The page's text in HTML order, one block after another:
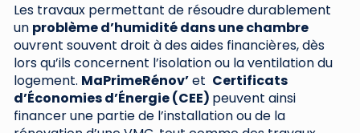
Les travaux permettant de résoudre durablement
un problème d’humidité dans une chambre
ouvrent souvent droit à des aides financières, dès
lors qu’ils concernent l’isolation ou la ventilation du
logement. MaPrimeRénov’et Certificats
d’Économies d’Énergie (CEE) peuvent ainsi
financer une partie de l’installation ou de la